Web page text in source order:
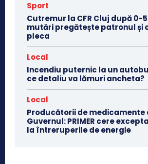
Sport
Cutremur la CFR Cluj după 0-
mutări pregătește patronul și
pleca
Local
Incendiu puternic la un
ce detaliu va lămuri ancheta?
Local
Producătorii de medicamente
Guvernul: PRIMER cere
la întreruperile de energie